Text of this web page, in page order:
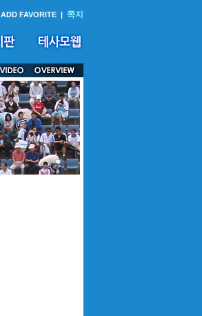
ADD FAVORITE | 쪽지